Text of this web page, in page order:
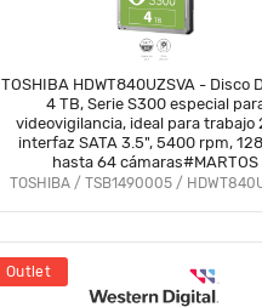
TOSHIBA HDWT840UZSVA - Disco
4 TB, Serie S300 especial
videovigilancia, ideal para trabajo
interfaz SATA 3.5", 5400 rpm,
hasta 64 cámaras#MARTOS
TOSHIBA / TSB1490005 /
Outlet